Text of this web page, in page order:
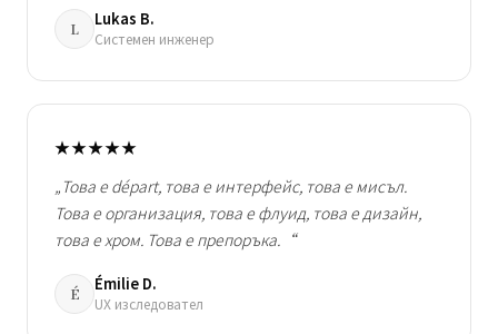
L Lukas B.
Системен инженер
★★★★★
„Това е départ, това е интерфейс, това е мисъл.
Това е организация, това е флуид, това е дизайн,
това е хром. Това е препоръка.“
É Émilie D.
UX изследовател